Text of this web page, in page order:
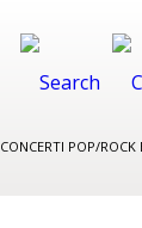
CONCERTI POP/ROCK